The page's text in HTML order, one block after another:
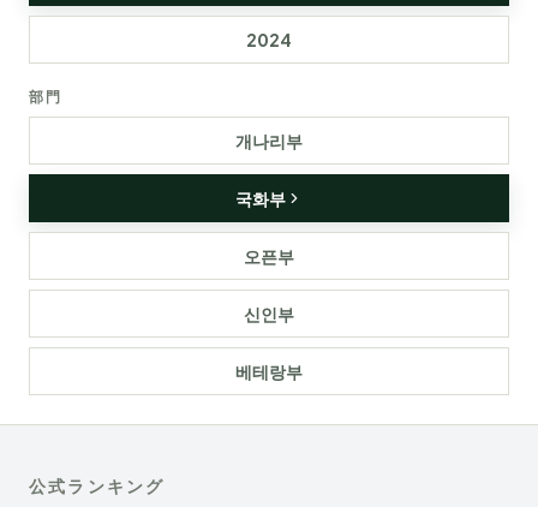
2024
部門
개나리부
국화부
오픈부
신인부
베테랑부
公式ランキング